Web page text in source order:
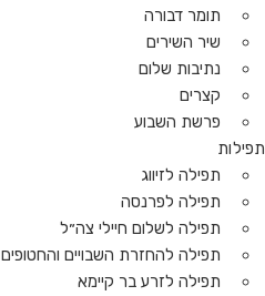
תומר דבורה
שיר השירים
נתיבות שלום
קצרים
פרשת השבוע
תפילות
תפילה לזיווג
תפילה לפרנסה
תפילה לשלום חיילי צה״ל
תפילה להחזרת השבויים והחטופים
תפילה לזרע בר קיימא